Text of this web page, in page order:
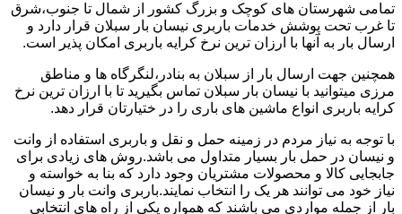
تمامی شهرستان های کوچک و بزرگ کشور از شمال تا جنوب،شرق
تا غرب تحت پوشش خدمات باربری نیسان بار سبلان قرار دارد و
ارسال بار به آنها با ارزان ترین نرخ کرایه باربری امکان پذیر است.
همچنین جهت ارسال بار از سبلان به بنادر،لنگرگاه ها و مناطق
مرزی میتوانید با نیسان بار سبلان تماس بگیرید تا با ارزان ترین نرخ
کرایه باربری انواع ماشین های باری را در ختیارتان قرار دهد.
با توجه به نیاز مردم در زمینه حمل و نقل و باربری استفاده از وانت
و نیسان در حمل بار بسیار متداول می باشد.روش های زیادی برای
جابجایی کالا و محصولات مشتریان وجود دارد که بنا به خواسته و
نیاز خود می توانند هر یک را انتخاب نمایند.باربری وانت بار و نیسان
بار از جمله مواردی می باشند که همواره یکی از راه های انتخابی